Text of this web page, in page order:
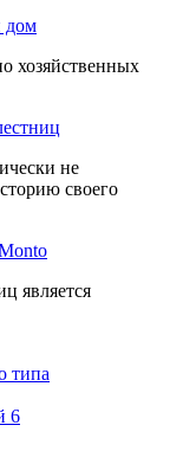
дом
хозяйственных
не
своего
является
типа
6